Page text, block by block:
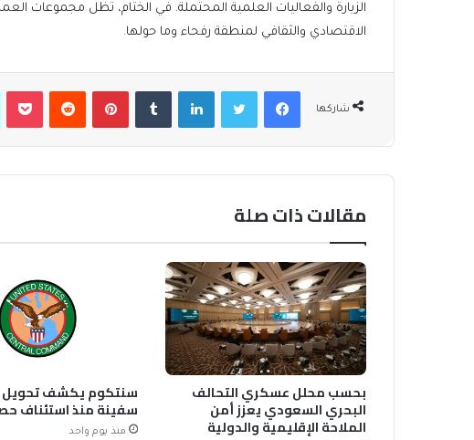
الزيارة والفعاليات العلمية المحتملة. في الختام، تظل مجموعات
الاقتصادي والثقافي لمنطقة رفحاء وما حولها.
شاركها
فيسبوكتويتر لينكدإن بينتيريست
مقالات ذات صلة
بحسب محلل عسكري التحالف
البحري السعودي يعزز أمن
الملاحة الإقليمية والدولية
سفينة منذ استئناف
منذ يوم واحد